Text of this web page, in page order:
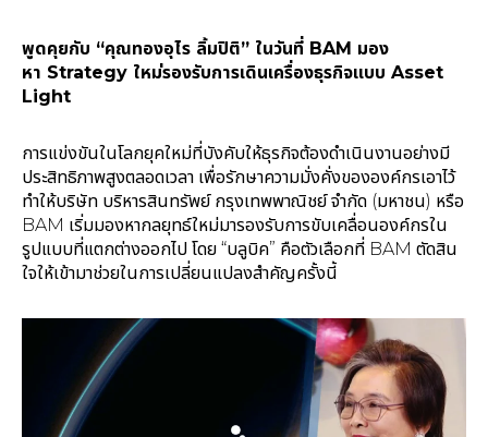
พูดคุยกับ “คุณทองอุไร ลิ้มปิติ” ในวันที่ BAM มอง
หา Strategy ใหม่รองรับการเดินเครื่องธุรกิจแบบ Asset
Light
การแข่งขันในโลกยุคใหม่ที่บังคับให้ธุรกิจต้องดำเนินงานอย่างมี
ประสิทธิภาพสูงตลอดเวลา เพื่อรักษาความมั่งคั่งขององค์กรเอาไว้
ทำให้บริษัท บริหารสินทรัพย์ กรุงเทพพาณิชย์ จำกัด (มหาชน) หรือ
BAM เริ่มมองหากลยุทธ์ใหม่มารองรับการขับเคลื่อนองค์กรใน
รูปแบบที่แตกต่างออกไป โดย “บลูบิค” คือตัวเลือกที่ BAM ตัดสิน
ใจให้เข้ามาช่วยในการเปลี่ยนแปลงสำคัญครั้งนี้